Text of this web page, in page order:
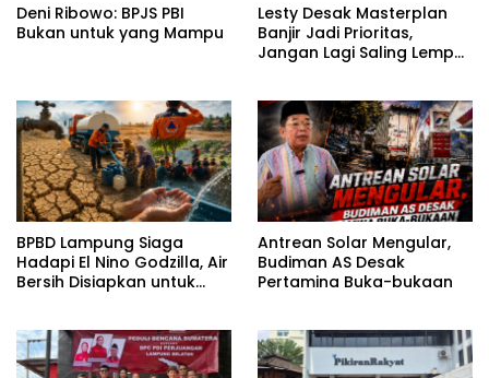
Deni Ribowo: BPJS PBI
Bukan untuk yang Mampu
Lesty Desak Masterplan
Banjir Jadi Prioritas,
Jangan Lagi Saling Lempar
BPBD Lampung Siaga
Hadapi El Nino Godzilla, Air
Bersih Disiapkan untuk
Antrean Solar Mengular,
Budiman AS Desak
Pertamina Buka-bukaan